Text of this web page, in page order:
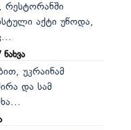
რესტორანში
აქტი უწოდა,
ნახვა
უკრაინამ
და სამ